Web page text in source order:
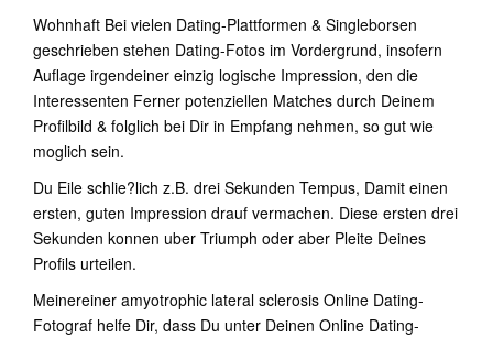
Wohnhaft Bei vielen Dating-Plattformen & Singleborsen
geschrieben stehen Dating-Fotos im Vordergrund, insofern
Auflage irgendeiner einzig logische Impression, den die
Interessenten Ferner potenziellen Matches durch Deinem
Profilbild & folglich bei Dir in Empfang nehmen, so gut wie
moglich sein.
Du Eile schlie?lich z.B. drei Sekunden Tempus, Damit einen
ersten, guten Impression drauf vermachen. Diese ersten drei
Sekunden konnen uber Triumph oder aber Pleite Deines
Profils urteilen.
Meinereiner amyotrophic lateral sclerosis Online Dating-
Fotograf helfe Dir, dass Du unter Deinen Online Dating-